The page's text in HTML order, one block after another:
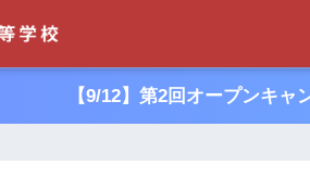
【9/12】第2回オープンキャ